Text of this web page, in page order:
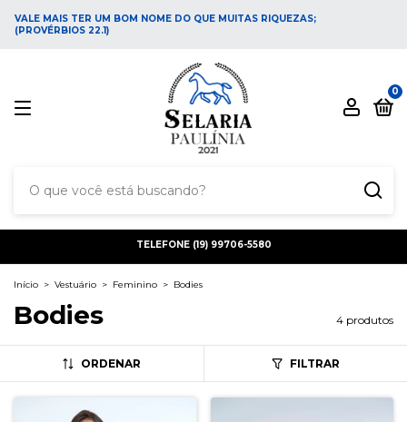
VALE MAIS TER UM BOM NOME DO QUE MUITAS RIQUEZAS;
(PROVÉRBIOS 22.1)
0
TELEFONE (19) 99706-5580
Início > Vestuário > Feminino > Bodies
Bodies 4 produtos
ORDENAR FILTRAR